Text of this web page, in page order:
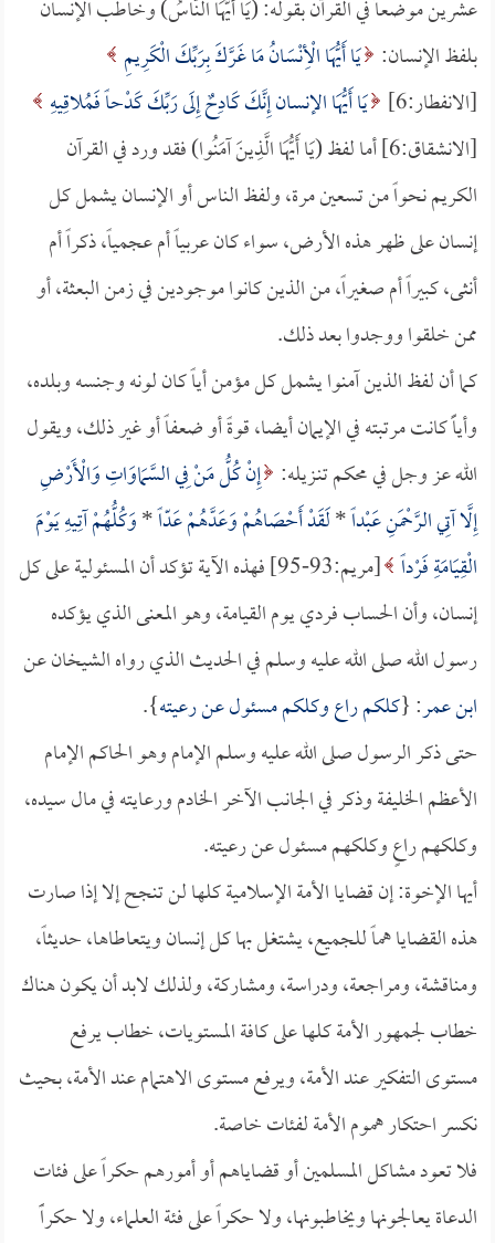
عشرين موضعاً في القرآن بقوله: (يَا أَيُّهَا النَّاسُ) وخاطب الإنسان
بلفظ الإنسان: يَا أَيُّهَا الْأِنْسَانُ مَا غَرَّكَ بِرَبِّكَ الْكَرِيمِ
[الانفطار:6]
يَا أَيُّهَا الإنسان إِنَّكَ كَادِحٌ إِلَى رَبِّكَ كَدْحاً فَمُلاقِيهِ
[الانشقاق:6] أما لفظ (يَا أَيُّهَا الَّذِينَ آمَنُوا) فقد ورد في القرآن
الكريم نحواً من تسعين مرة، ولفظ الناس أو الإنسان يشمل كل
إنسان على ظهر هذه الأرض، سواء كان عربياً أم عجمياً، ذكراً أم
أنثى، كبيراً أم صغيراً، من الذين كانوا موجودين في زمن البعثة، أو
ممن خلقوا ووجدوا بعد ذلك.
كما أن لفظ الذين آمنوا يشمل كل مؤمن أياً كان لونه وجنسه وبلده،
وأياًَ كانت مرتبته في الإيمان أيضا، قوةً أو ضعفاً أو غير ذلك، ويقول
الله عز وجل في محكم تنـزيله: إِنْ كُلُّ مَنْ فِي السَّمَاوَاتِ وَالْأَرْضِ
إِلَّا آتِي الرَّحْمَنِ عَبْداً*لَقَدْ أَحْصَاهُمْ وَعَدَّهُمْ عَدّاً*وَكُلُّهُمْ آتِيهِ يَوْمَ
الْقِيَامَةِ فَرْداً
[مريم:93-95] فهذه الآية تؤكد أن المسئولية على كل
إنسان، وأن الحساب فردي يوم القيامة، وهو المعنى الذي يؤكده
رسول الله صلى الله عليه وسلم في الحديث الذي رواه الشيخان عن
ابن عمر: {كلكم راع وكلكم مسئول عن رعيته}.
حتى ذكر الرسول صلى الله عليه وسلم الإمام وهو الحاكم الإمام
الأعظم الخليفة وذكر في الجانب الآخر الخادم ورعايته في مال سيده،
وكلكهم راعٍ وكلكهم مسئول عن رعيته.
أيها الإخوة: إن قضايا الأمة الإسلامية كلها لن تنجح إلا إذا صارت
هذه القضايا هماً للجميع، يشتغل بها كل إنسان ويتعاطاها، حديثاً،
ومناقشة، ومراجعة، ودراسة، ومشاركة، ولذلك لابد أن يكون هناك
خطاب لجمهور الأمة كلها على كافة المستويات، خطاب يرفع
مستوى التفكير عند الأمة، ويرفع مستوى الاهتمام عند الأمة، بحيث
نكسر احتكار هموم الأمة لفئات خاصة.
فلا تعود مشاكل المسلمين أو قضاياهم أو أمورهم حكراً على فئات
الدعاة يعالجونها ويخاطبونها، ولا حكراً على فئة العلماء، ولا حكراًً